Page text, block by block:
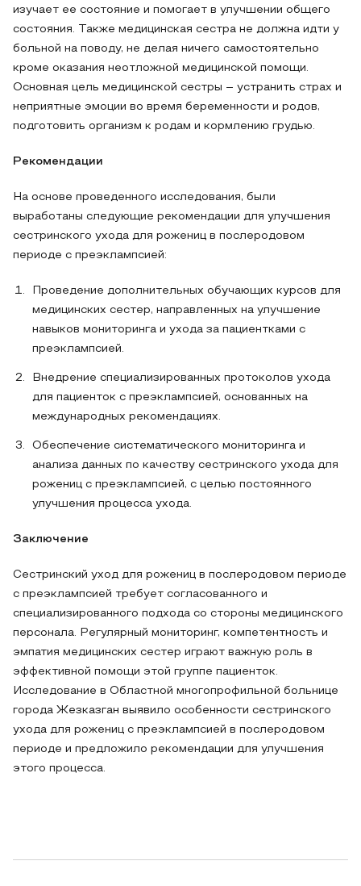
изучает ее состояние и помогает в улучшении общего
состояния. Также медицинская сестра не должна идти у
больной на поводу, не делая ничего самостоятельно
кроме оказания неотложной медицинской помощи.
Основная цель медицинской сестры – устранить страх и
неприятные эмоции во время беременности и родов,
подготовить организм к родам и кормлению грудью.
Рекомендации
На основе проведенного исследования, были
выработаны следующие рекомендации для улучшения
сестринского ухода для рожениц в послеродовом
периоде с преэклампсией:
Проведение дополнительных обучающих курсов для
медицинских сестер, направленных на улучшение
навыков мониторинга и ухода за пациентками с
преэклампсией.
Внедрение специализированных протоколов ухода
для пациенток с преэклампсией, основанных на
международных рекомендациях.
Обеспечение систематического мониторинга и
анализа данных по качеству сестринского ухода для
рожениц с преэклампсией, с целью постоянного
улучшения процесса ухода.
Заключение
Сестринский уход для рожениц в послеродовом периоде
с преэклампсией требует согласованного и
специализированного подхода со стороны медицинского
персонала. Регулярный мониторинг, компетентность и
эмпатия медицинских сестер играют важную роль в
эффективной помощи этой группе пациенток.
Исследование в Областной многопрофильной больнице
города Жезказган выявило особенности сестринского
ухода для рожениц с преэклампсией в послеродовом
периоде и предложило рекомендации для улучшения
этого процесса.